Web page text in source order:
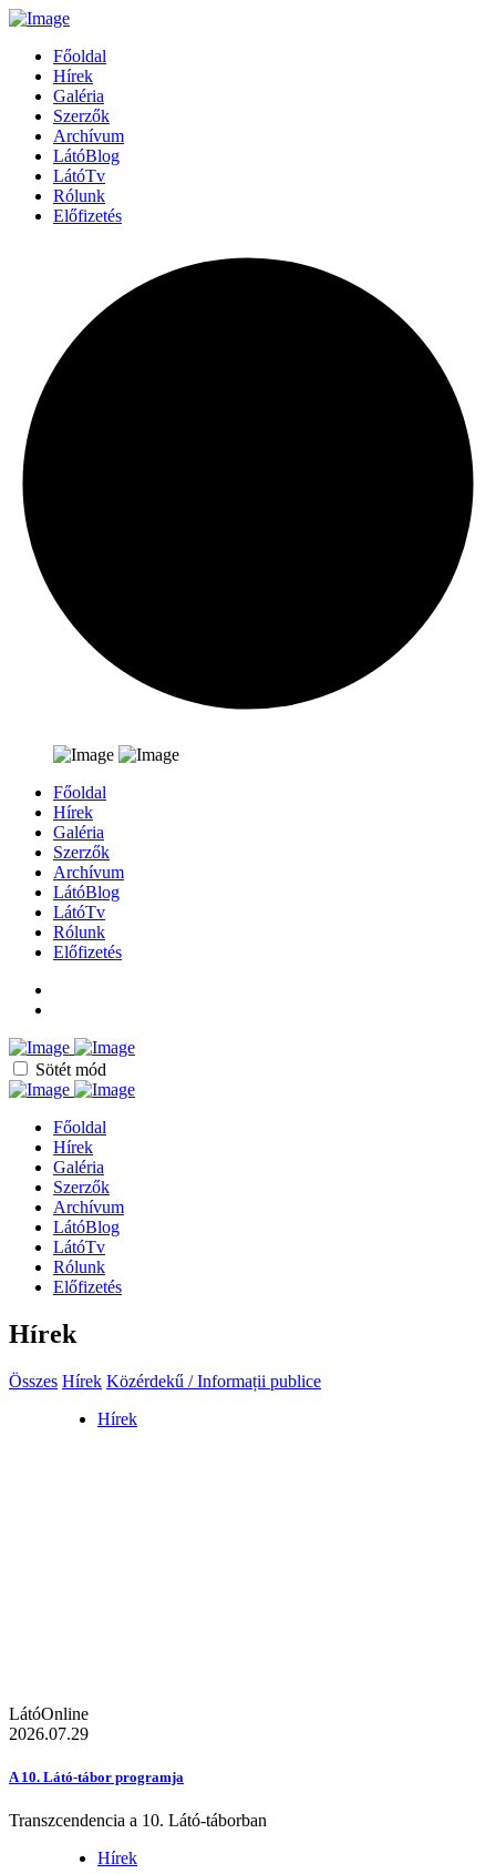
Főoldal
Hírek
Galéria
Szerzők
Archívum
LátóBlog
LátóTv
Rólunk
Előfizetés
Főoldal
Hírek
Galéria
Szerzők
Archívum
LátóBlog
LátóTv
Rólunk
Előfizetés
Sötét mód
Főoldal
Hírek
Galéria
Szerzők
Archívum
LátóBlog
LátóTv
Rólunk
Előfizetés
Hírek
Összes Hírek Közérdekű / Informații publice
Hírek
LátóOnline
2026.07.29
A 10. Látó-tábor programja
Transzcendencia a 10. Látó-táborban
Hírek